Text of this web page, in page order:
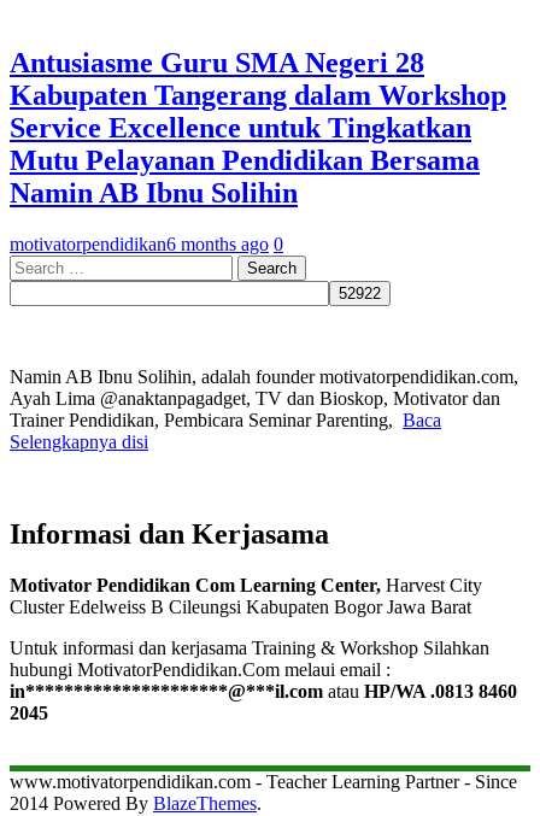
Antusiasme Guru SMA Negeri 28
Kabupaten Tangerang dalam Workshop
Service Excellence untuk Tingkatkan
Mutu Pelayanan Pendidikan Bersama
Namin AB Ibnu Solihin
motivatorpendidikan6 months ago 0
Search
for:
Namin AB Ibnu Solihin, adalah founder motivatorpendidikan.com,
Ayah Lima @anaktanpagadget, TV dan Bioskop, Motivator dan
Trainer Pendidikan, Pembicara Seminar Parenting, Baca
Selengkapnya disi
Informasi dan Kerjasama
Motivator Pendidikan Com Learning Center, Harvest City
Cluster Edelweiss B Cileungsi Kabupaten Bogor Jawa Barat
Untuk informasi dan kerjasama Training & Workshop Silahkan
hubungi MotivatorPendidikan.Com melaui email :
in*********************@***il.com atau HP/WA .0813 8460
2045
www.motivatorpendidikan.com - Teacher Learning Partner - Since
2014 Powered By BlazeThemes.